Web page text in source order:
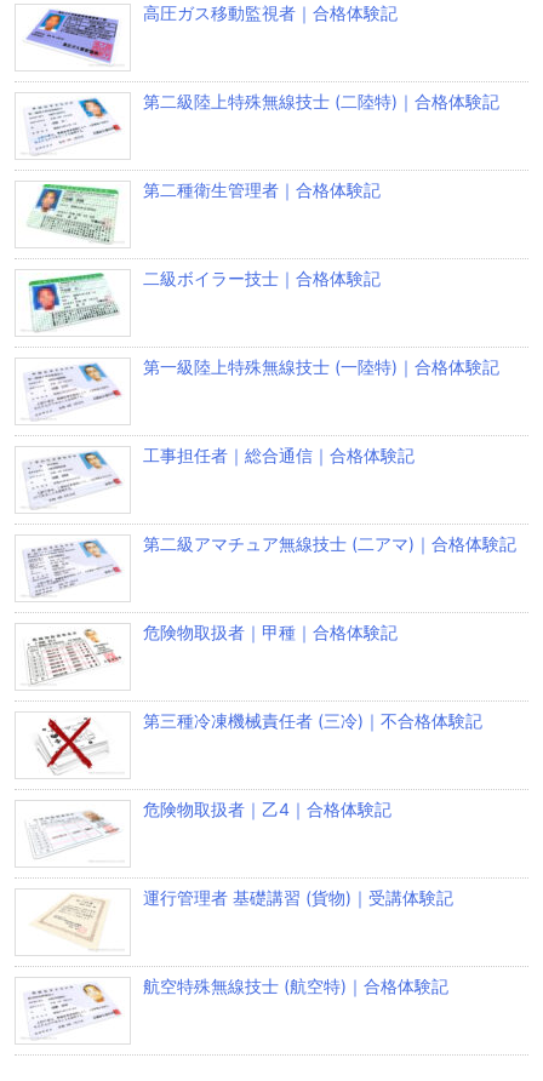
高圧ガス移動監視者｜合格体験記
第二級陸上特殊無線技士 (二陸特)｜合格体験記
第二種衛生管理者｜合格体験記
二級ボイラー技士｜合格体験記
第一級陸上特殊無線技士 (一陸特)｜合格体験記
工事担任者｜総合通信｜合格体験記
第二級アマチュア無線技士 (二アマ)｜合格体験記
危険物取扱者｜甲種｜合格体験記
第三種冷凍機械責任者 (三冷)｜不合格体験記
危険物取扱者｜乙4｜合格体験記
運行管理者 基礎講習 (貨物)｜受講体験記
航空特殊無線技士 (航空特)｜合格体験記